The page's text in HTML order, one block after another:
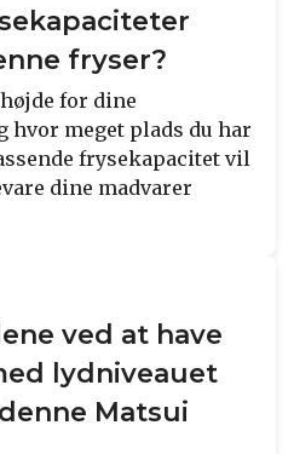
fryser?
for dine
hvor meget plads du har
frysekapacitet vil
dine madvarer
ved at have
lydniveauet
Matsui